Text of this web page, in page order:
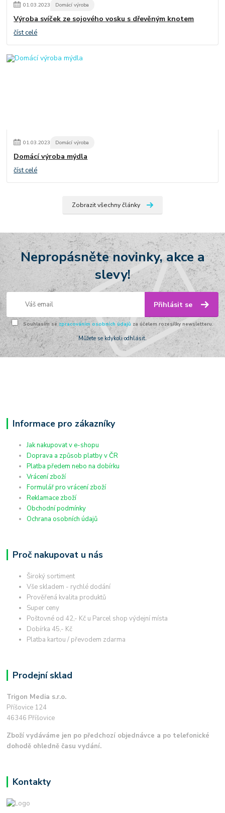
01.03.2023 Domácí výroba
Výroba svíček ze sojového vosku s dřevěným knotem
číst celé
01.03.2023 Domácí výroba
Domácí výroba mýdla
číst celé
Zobrazit všechny články
Nepropásněte novinky, akce a
slevy!
Přihlásit se
Souhlasím se zpracováním osobních údajů za účelem rozesílky newsletteru.
Můžete se kdykoli odhlásit.
Informace pro zákazníky
Jak nakupovat v e-shopu
Doprava a způsob platby v ČR
Platba předem nebo na dobírku
Vrácení zboží
Formulář pro vrácení zboží
Reklamace zboží
Obchodní podmínky
Ochrana osobních údajů
Proč nakupovat u nás
Široký sortiment
Vše skladem - rychlé dodání
Prověřená kvalita produktů
Super ceny
Poštovné od 42,- Kč u Parcel shop výdejní místa
Dobírka 45,- Kč
Platba kartou / převodem zdarma
Prodejní sklad
Trigon Media s.r.o.
Příšovice 124
46346 Příšovice
Zboží vydáváme jen po předchozí objednávce a po telefonické
dohodě ohledně času vydání.
Kontakty